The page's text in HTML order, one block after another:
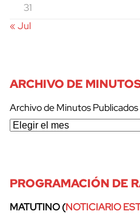
31
« Jul
ARCHIVO DE
Archivo de Minutos Publicados
PROGRAMACIÓN DE
MATUTINO (NOTICIARIO